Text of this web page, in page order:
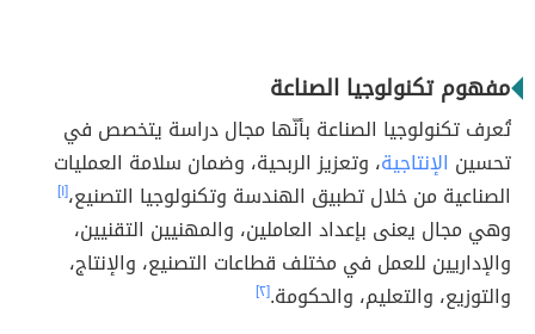
مفهوم تكنولوجيا الصناعة
تُعرف تكنولوجيا الصناعة بأنّها مجال دراسة يتخصص في
تحسين الإنتاجية، وتعزيز الربحية، وضمان سلامة العمليات
الصناعية من خلال تطبيق الهندسة وتكنولوجيا التصنيع،[١]
وهي مجال يعنى بإعداد العاملين، والمهنيين التقنيين،
والإداريين للعمل في مختلف قطاعات التصنيع، والإنتاج،
والتوزيع، والتعليم، والحكومة.[٢]